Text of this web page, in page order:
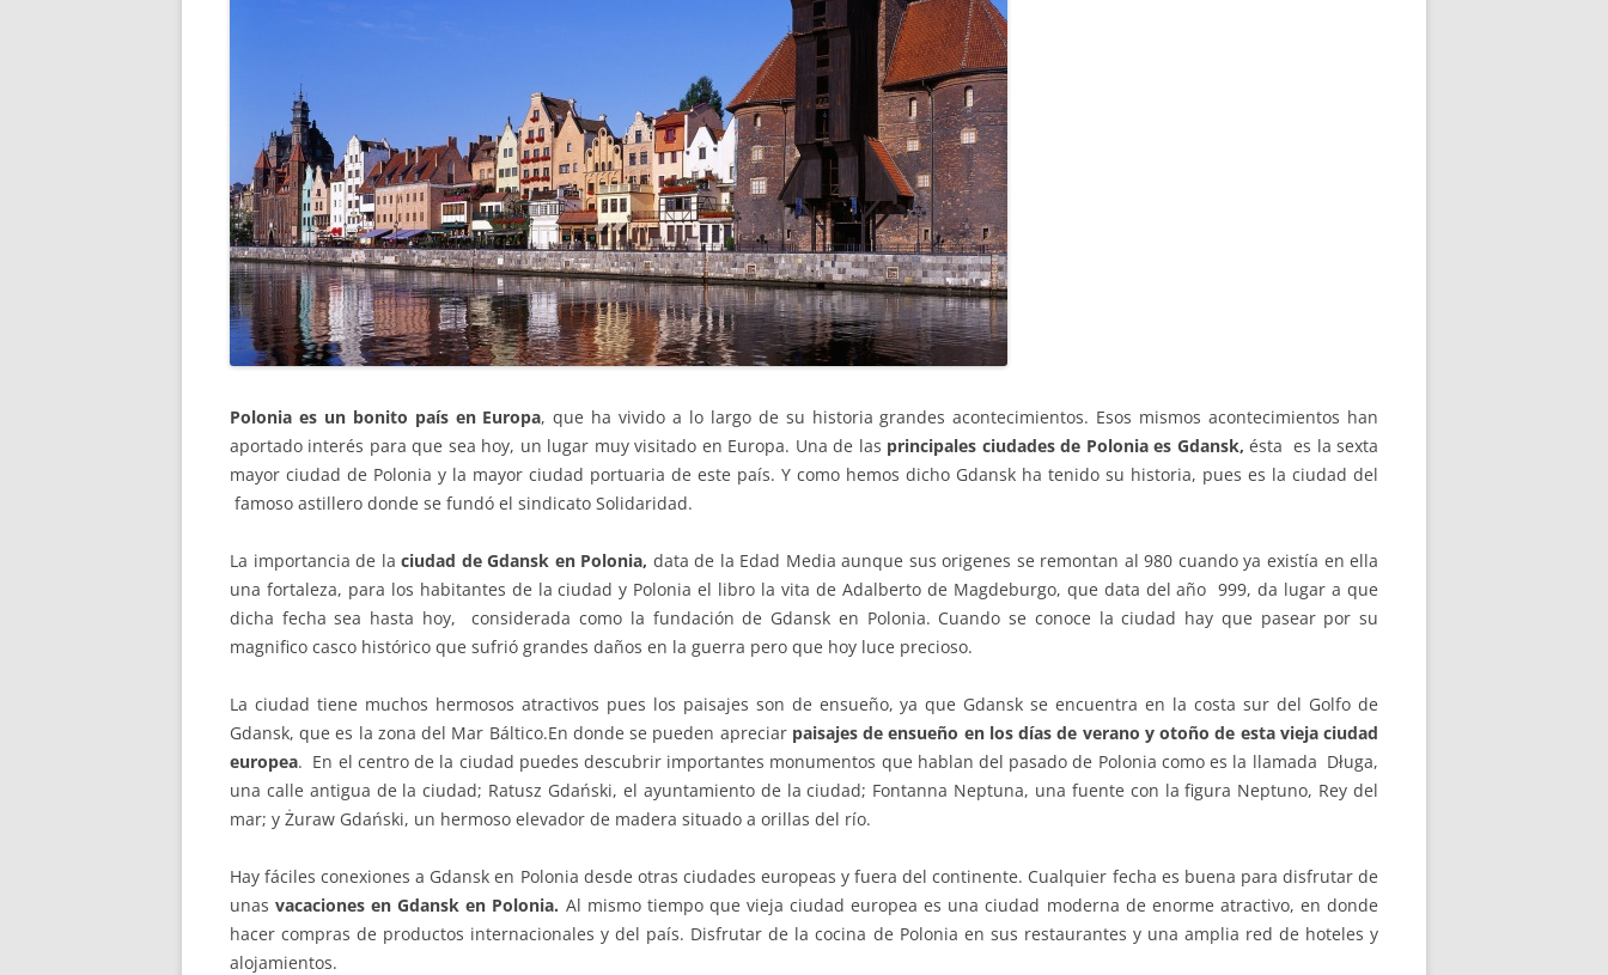
Polonia es un bonito país en Europa, que ha vivido a lo largo de su historia grandes acontecimientos. Esos mismos acontecimientos han
aportado interés para que sea hoy, un lugar muy visitado en Europa. Una de las principales ciudades de Polonia es Gdansk,ésta es la sexta
mayor ciudad de Polonia y la mayor ciudad portuaria de este país. Y como hemos dicho Gdansk ha tenido su historia, pues es la ciudad del
famoso astillero donde se fundó el sindicato Solidaridad.
La importancia de laciudad de Gdansk en Polonia, data de la Edad Media aunque sus origenes se remontan al 980 cuando ya existía en ella
una fortaleza, para los habitantes de la ciudad y Polonia el libro la vita de Adalberto de Magdeburgo, que data del año 999, da lugar a que
dicha fecha sea hasta hoy, considerada como la fundación de Gdansk en Polonia. Cuando se conoce la ciudad hay que pasear por su
magnifico casco histórico que sufrió grandes daños en la guerra pero que hoy luce precioso.
La ciudad tiene muchos hermosos atractivos pues los paisajes son de ensueño, ya que Gdansk se encuentra en la costa sur del Golfo de
Gdansk, que es la zona del Mar Báltico.En donde se pueden apreciarpaisajes de ensueño en los días de verano y otoño de esta vieja ciudad
europea. En el centro de la ciudad puedes descubrir importantes monumentos que hablan del pasado de Polonia como es la llamada Długa,
una calle antigua de la ciudad; Ratusz Gdański, el ayuntamiento de la ciudad; Fontanna Neptuna, una fuente con la figura Neptuno, Rey del
mar; y Żuraw Gdański, un hermoso elevador de madera situado a orillas del río.
Hay fáciles conexiones a Gdansk en Polonia desde otras ciudades europeas y fuera del continente. Cualquier fecha es buena para disfrutar de
unasvacaciones en Gdansk en Polonia. Al mismo tiempo que vieja ciudad europea es una ciudad moderna de enorme atractivo, en donde
hacer compras de productos internacionales y del país. Disfrutar de la cocina de Polonia en sus restaurantes y una amplia red de hoteles y
alojamientos.